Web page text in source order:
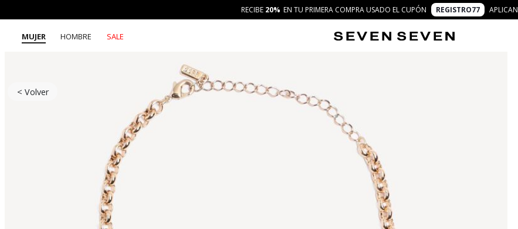
RECIBE 20% EN TU PRIMERA COMPRA USADO EL CUPÓN REGISTRO77 APLICAN
MUJER HOMBRE SALE
< Volver